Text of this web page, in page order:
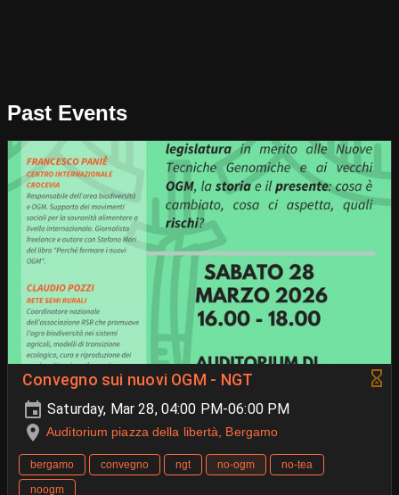
Past Events
Convegno sui nuovi OGM - NGT
Saturday, Mar 28, 04:00 PM-06:00 PM
Auditorium piazza della libertà, Bergamo
bergamo convegno ngt no-ogm
no-tea
noogm